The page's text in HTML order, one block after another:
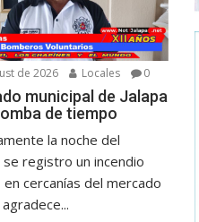
de 2026 Locales 0
municipal de Jalapa
de tiempo
la noche del
registro un incendio
cercanías del mercado